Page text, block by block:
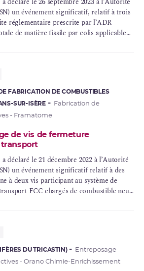
un événement significatif, relatif à trois
réglementaire prescrite par l’ADR
de matièrefissile par colis applicable
FABRICATION DE COMBUSTIBLES
SUR-ISÈRE
Fabrication de
- Framatome
de vis de fermeture
transport
déclaré le 21 décembre 2022 à l’Autorité
un événement significatif relatif à des
à deux vis participant au système de
FCC chargés de combustible neuf,
DU TRICASTIN)
Entreposage
- Orano Chimie-Enrichissement